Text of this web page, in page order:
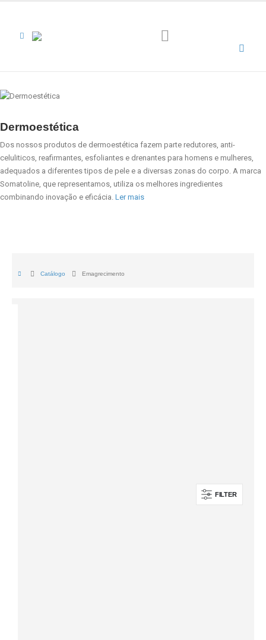
Dermoestética
Dos nossos produtos de dermoestética fazem parte redutores, anti-
celuliticos, reafirmantes, esfoliantes e drenantes para homens e mulheres,
adequados a diferentes tipos de pele e a diversas zonas do corpo. A marca
Somatoline , que representamos, utiliza os melhores ingredientes
combinando inovação e eficácia. Ler mais
Catálogo Emagrecimento
FILTER